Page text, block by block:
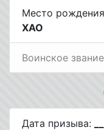
Место
ХАО
Воинское
Дата призыва: